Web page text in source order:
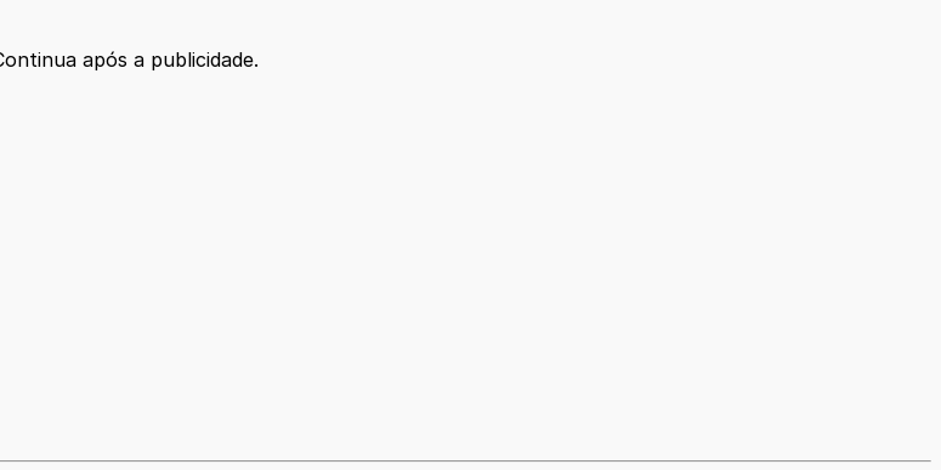
após a publicidade.